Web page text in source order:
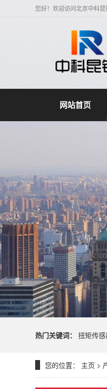
您好！欢迎访问北京中科昆
网站首页
热门关键词： 扭矩传
您的位置： 主页 >